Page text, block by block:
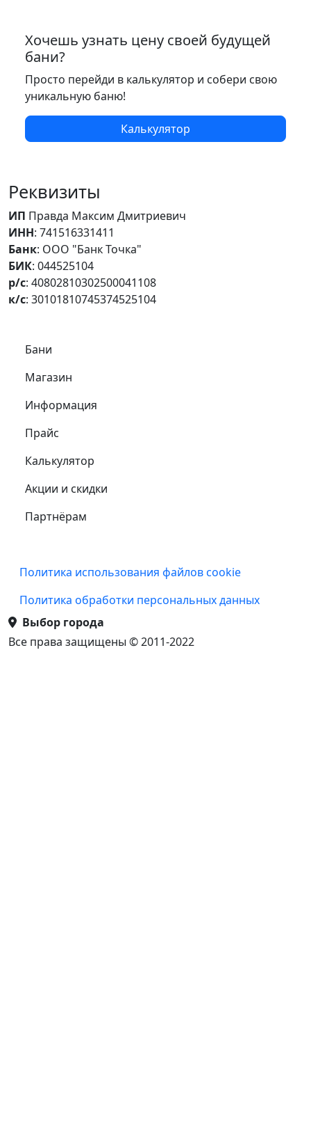
Хочешь узнать цену своей будущей
бани?
Просто перейди в калькулятор и собери свою
уникальную баню!
Калькулятор
Реквизиты
ИП Правда Максим Дмитриевич
ИНН: 741516331411
Банк: ООО "Банк Точка"
БИК: 044525104
р/с: 40802810302500041108
к/с: 30101810745374525104
Самое важное
Бани
Магазин
Информация
Прайс
Калькулятор
Акции и скидки
Партнёрам
Подвал
Политика использования файлов cookie
Политика обработки персональных данных
Выбор города
Все права защищены © 2011-2022